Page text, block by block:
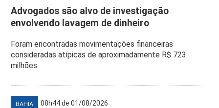
Advogados são alvo de investigação
envolvendo lavagem de dinheiro
Foram encontradas movimentações financeiras
consideradas atípicas de aproximadamente R$ 723
milhões
BAHIA 08h44 de 01/08/2026